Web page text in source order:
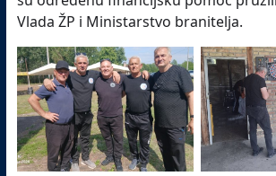
Vlada ŽP i Ministarstvo branitelja.